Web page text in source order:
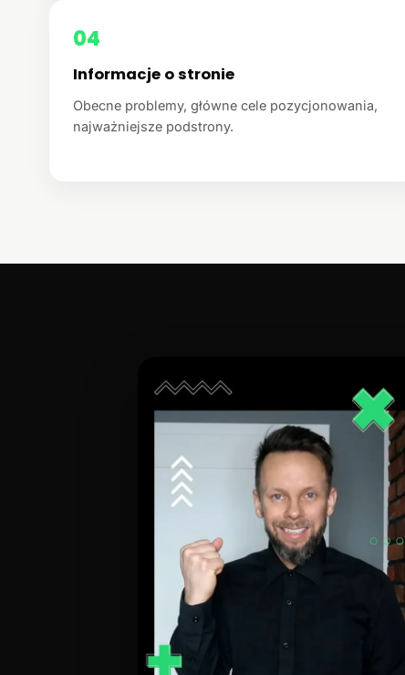
04
Informacje o stronie
Obecne problemy, główne cele pozycjonowania,
najważniejsze podstrony.